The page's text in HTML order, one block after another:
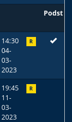
Podst
14:30
04-
03-
2023
R
19:45
11-
03-
2023
R